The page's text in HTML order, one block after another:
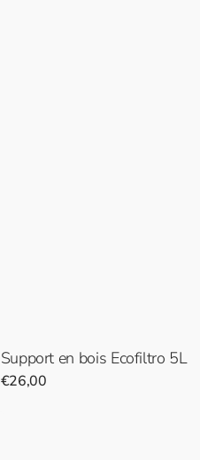
Support en bois Ecofiltro 5L
Prix
€26,00